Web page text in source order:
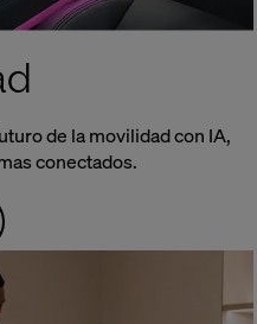
de la movilidad con IA,
conectados.